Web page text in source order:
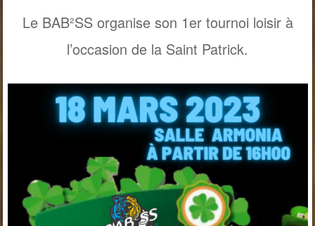
Le BAB²SS organise son 1er tournoi loisir à
l’occasion de la Saint Patrick.